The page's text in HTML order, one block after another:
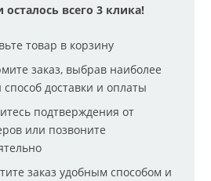
осталось всего 3 клика!
товар в корзину
заказ, выбрав наиболее
доставки и оплаты
подтверждения от
или позвоните
заказ удобным способом и